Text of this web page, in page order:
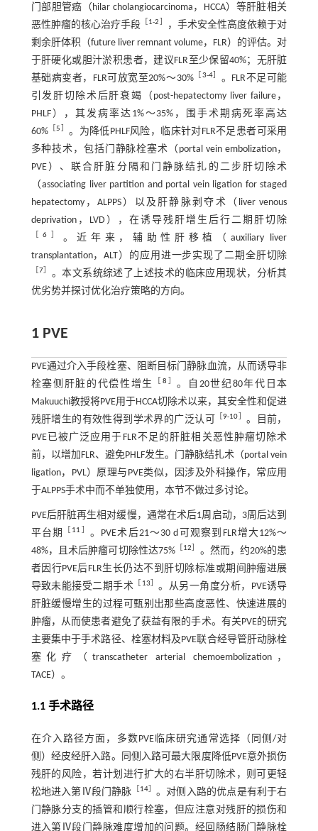
门部胆管癌（hilar cholangiocarcinoma，HCCA）等肝脏相关
恶性肿瘤的核心治疗手段
1-2
，手术安全性高度依赖于对
剩余肝体积（future liver remnant volume，FLR）的评估。对
于肝硬化或胆汁淤积患者，建议FLR至少保留40%；无肝脏
基础病变者，FLR可放宽至20%～30%
3-4］ 。FLR不足可能
引发肝切除术后肝衰竭（post-hepatectomy liver failure，
PHLF），其发病率达1%～35%，围手术期病死率高达
60% ［5
。为降低PHLF风险，临床针对FLR不足患者可采用
多种技术，包括门静脉栓塞术（portal vein embolization，
PVE）、联合肝脏分隔和门静脉结扎的二步肝切除术
（associating liver partition and portal vein ligation for staged
hepatectomy，ALPPS）以及肝静脉剥夺术（liver venous
deprivation，LVD），在诱导残肝增生后行二期肝切除
［6
。近年来，辅助性肝移植（auxiliary liver
transplantation，ALT）的应用进一步实现了二期全肝切除
［7
。本文系统综述了上述技术的临床应用现状，分析其
优劣势并探讨优化治疗策略的方向。
1 PVE
PVE通过介入手段栓塞、阻断目标门静脉血流，从而诱导非
栓塞侧肝脏的代偿性增生
8
。自20世纪80年代日本
Makuuchi教授将PVE用于HCCA切除术以来，其安全性和促进
残肝增生的有效性得到学术界的广泛认可 ［9-10
。目前，
PVE已被广泛应用于FLR不足的肝脏相关恶性肿瘤切除术
前，以增加FLR、避免PHLF发生。门静脉结扎术（portal vein
ligation，PVL）原理与PVE类似，因涉及外科操作，常应用
于ALPPS手术中而不单独使用，本节不做过多讨论。
PVE后肝脏再生相对缓慢，通常在术后1周启动，3周后达到
平台期
11
。PVE术后21～30 d可观察到FLR增大12%～
48%，且术后肿瘤可切除性达75%
12
。然而，约20%的患
者因行PVE后FLR生长仍达不到肝切除标准或期间肿瘤进展
导致未能接受二期手术
13
。从另一角度分析，PVE诱导
肝脏缓慢增生的过程可甄别出那些高度恶性、快速进展的
肿瘤，从而使患者避免了获益有限的手术。有关PVE的研究
主要集中于手术路径、栓塞材料及PVE联合经导管肝动脉栓
塞化疗（transcatheter arterial chemoembolization，
TACE）。
1.1 手术路径
在介入路径方面，多数PVE临床研究通常选择（同侧/对
侧）经皮经肝入路。同侧入路可最大限度降低PVE意外损伤
残肝的风险，若计划进行扩大的右半肝切除术，则可更轻
松地进入第Ⅳ段门静脉
14］ 。对侧入路的优点是有利于右
门静脉分支的插管和顺行栓塞，但应注意对残肝的损伤和
进入第Ⅳ段门静脉难度增加的问题。经回肠结肠门静脉栓